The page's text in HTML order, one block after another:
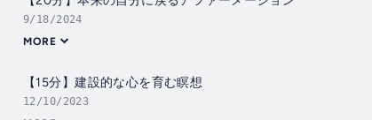
9/18/2024
MORE
【15分】建設的な心を育む瞑想
12/10/2023